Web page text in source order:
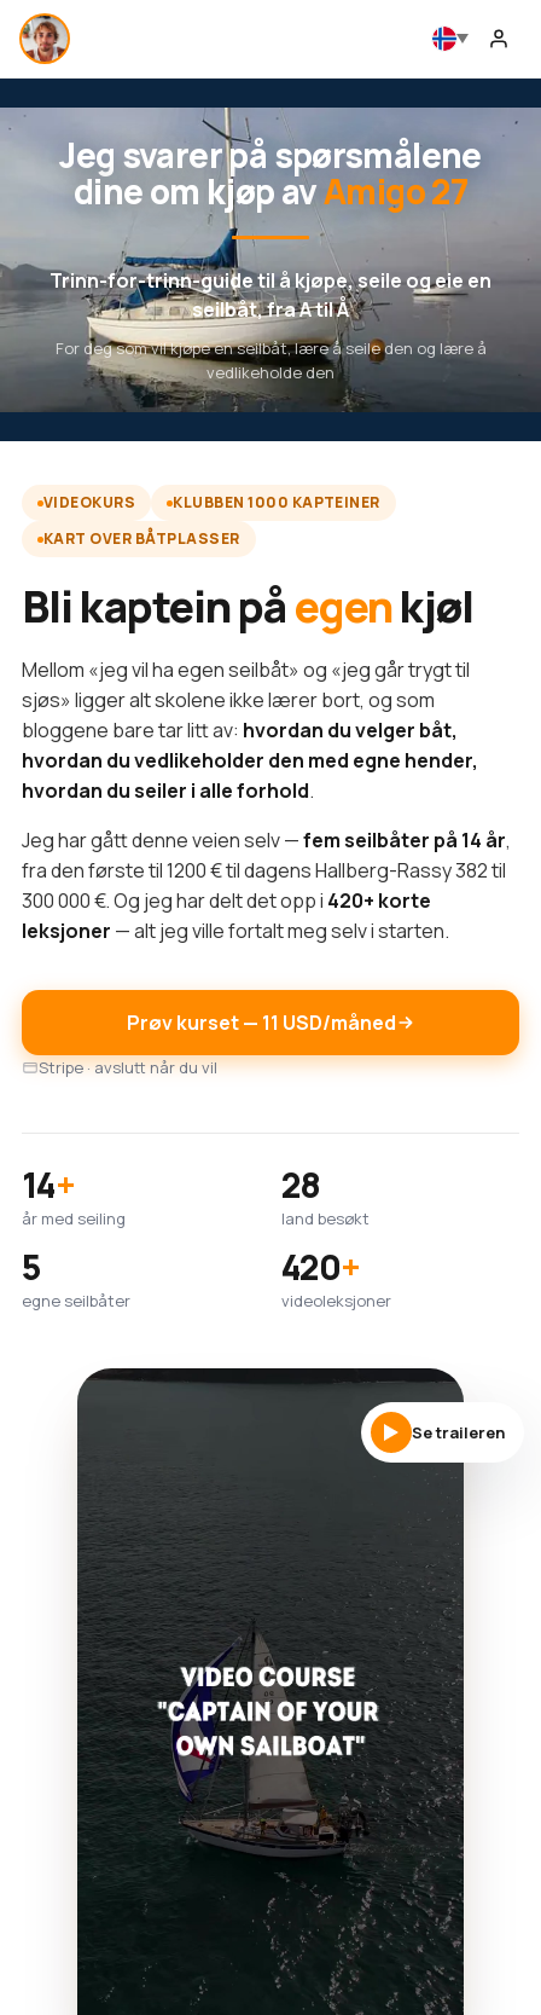
Jeg svarer på spørsmålene
dine om kjøp avAmigo 27
Trinn-for-trinn-guide til å kjøpe, seile og eie en
seilbåt, fra A til Å
For deg som vil kjøpe en seilbåt, lære å seile den og lære å
vedlikeholde den
VIDEOKURS
KLUBBEN 1000 KAPTEINER
KART OVER BÅTPLASSER
Bli kaptein påegenkjøl
Mellom «jeg vil ha egen seilbåt» og «jeg går trygt til
sjøs» ligger alt skolene ikke lærer bort, og som
bloggene bare tar litt av: hvordan du velger båt,
hvordan du vedlikeholder den med egne hender,
hvordan du seiler i alle forhold.
Jeg har gått denne veien selv —fem seilbåter på 14 år,
fra den første til 1200 € til dagens Hallberg-Rassy 382 til
300 000 €. Og jeg har delt det opp i 420+ korte
leksjoner — alt jeg ville fortalt meg selv i starten.
Prøv kurset — 11 USD/måned
Stripe · avslutt når du vil
14+
år med seiling
28
land besøkt
5
egne seilbåter
420+
videoleksjoner
Se traileren